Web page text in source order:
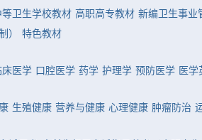
等卫生学校教材 高职高专教材 新编卫生事业
）
特色教材
床医学 口腔医学 药学 护理学 预防医学 医学
生殖健康 营养与健康 心理健康 肿瘤防治